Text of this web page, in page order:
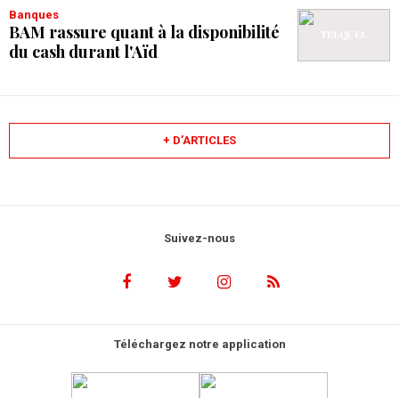
Banques
BAM rassure quant à la disponibilité
du cash durant l'Aïd
+ D’ARTICLES
Suivez-nous
Téléchargez notre application